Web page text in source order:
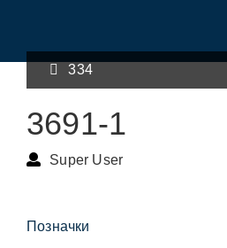
334
3691-1
Super User
Позначки